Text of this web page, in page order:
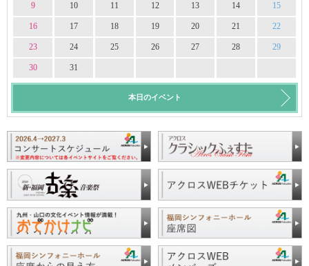
9 10 11 12 13 14 15
16 17 18 19 20 21 22
23 24 25 26 27 28 29
30 31
本日のイベント